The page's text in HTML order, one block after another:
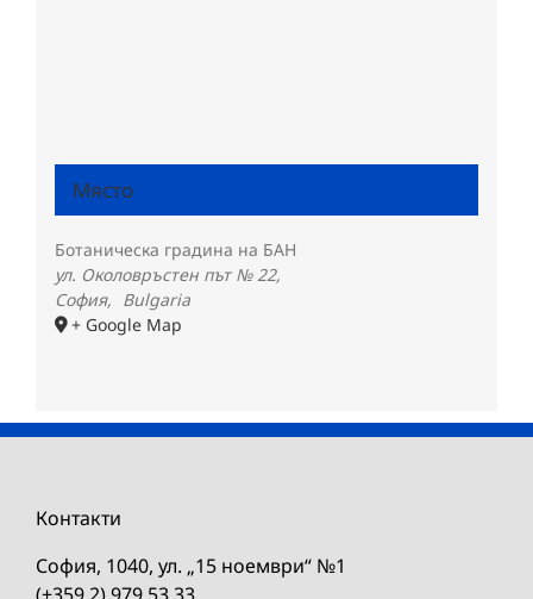
Място
Ботаническа градина на БАН
ул. Околовръстен път № 22,
София, Bulgaria
+ Google Map
Контакти
София, 1040, ул. „15 ноември“ №1